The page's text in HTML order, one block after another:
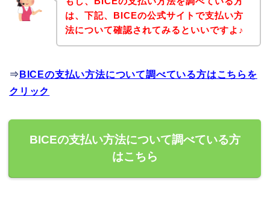
は、下記、BICEの公式サイトで支払い方
法について確認されてみるといいですよ♪
⇒ BICEの支払い方法について調べている方はこちらを
クリック
BICEの支払い方法について調べている方
はこちら